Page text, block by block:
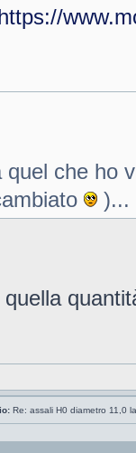
quel che ho
)...
quella
Re: assali H0 diametro 11,0